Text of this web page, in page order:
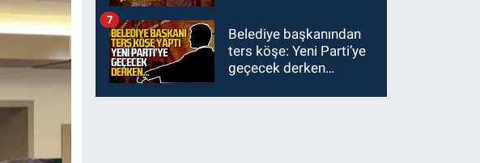
Belediye başkanından
ters köşe: Yeni Parti’ye
geçecek derken…
7